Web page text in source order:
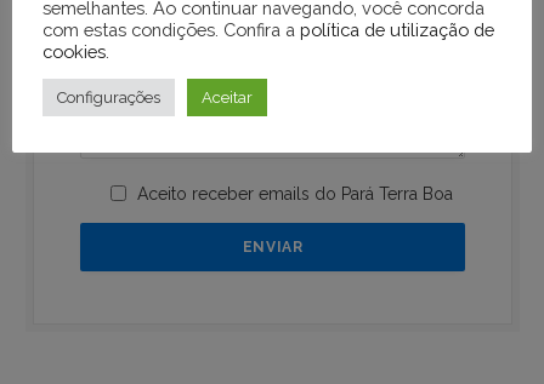
Aceito receber emails do Pará Terra Boa
semelhantes. Ao continuar navegando, você concorda
com estas condições. Confira a política de utilização de
cookies
Configurações Aceitar